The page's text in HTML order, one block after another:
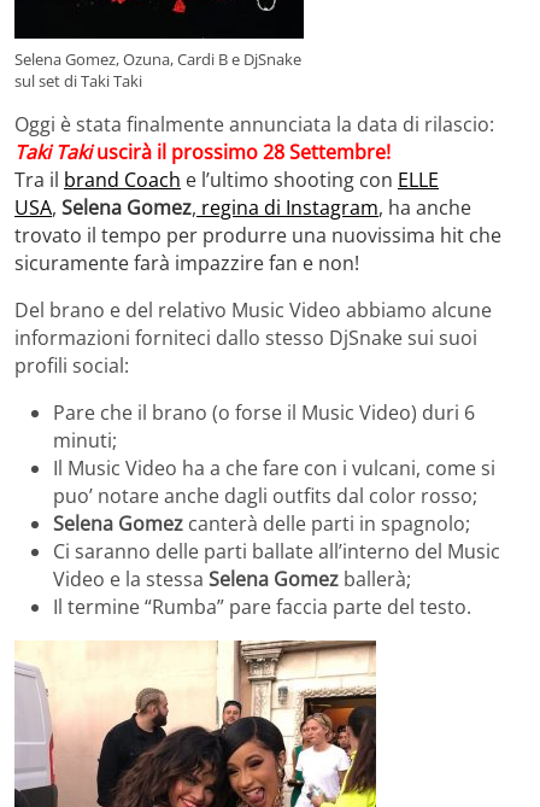
Selena Gomez, Ozuna, Cardi B e DjSnake
sul set di Taki Taki
Oggi è stata finalmente annunciata la data di rilascio:
Taki Takiuscirà il prossimo 28Settembre!
Tra il brand Coach e l’ultimo shooting con ELLE
USA, Selena Gomez, regina di Instagram, ha anche
trovato il tempo per produrre una nuovissima hit che
sicuramente farà impazzire fan e non!
Del brano e del relativo Music Video abbiamo alcune
informazioni forniteci dallo stesso DjSnake sui suoi
profili social:
Pare che il brano (o forse il Music Video) duri 6
minuti;
Il Music Video ha a che fare con i vulcani, come si
puo’ notare anche dagli outfits dal color rosso;
Selena Gomez canterà delle parti in spagnolo;
Ci saranno delle parti ballate all’interno del Music
Video e la stessa Selena Gomez ballerà;
Il termine “Rumba” pare faccia parte del testo.